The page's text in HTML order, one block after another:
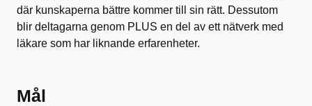
där kunskaperna bättre kommer till sin rätt. Dessutom
blir deltagarna genom PLUS en del av ett nätverk med
läkare som har liknande erfarenheter.
Mål